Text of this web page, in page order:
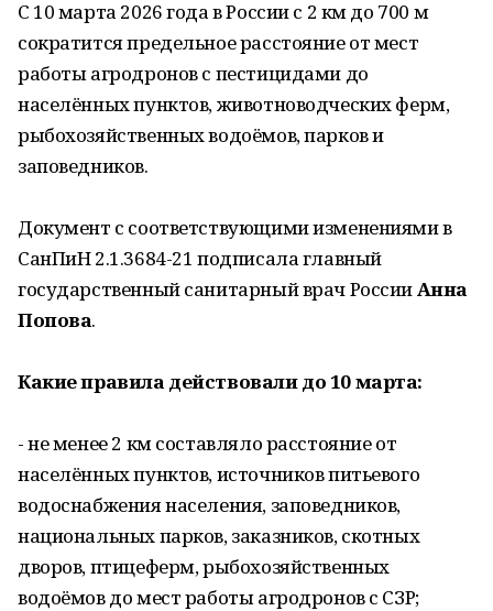
С 10 марта 2026 года в России с 2 км до 700 м
сократится предельное расстояние от мест
работы агродронов с пестицидами до
населённых пунктов, животноводческих ферм,
рыбохозяйственных водоёмов, парков и
заповедников.
Документ с соответствующими изменениями в
СанПиН 2.1.3684-21 подписала главный
государственный санитарный врач РоссииАнна
Попова.
Какие правила действовали до 10 марта:
- не менее 2 км составляло расстояние от
населённых пунктов, источников питьевого
водоснабжения населения, заповедников,
национальных парков, заказников, скотных
дворов, птицеферм, рыбохозяйственных
водоёмов до мест работы агродронов с СЗР;